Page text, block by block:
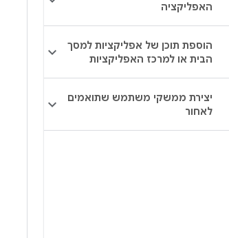
האפליקציה
הוספת תוכן של אפליקציות למסך
הבית או למרכז האפליקציות
יצירת ממשקי משתמש שתואמים
לאחור